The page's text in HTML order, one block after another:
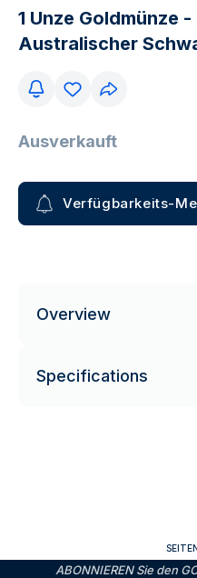
1 Unze Goldmünze
Australischer
Ausverkauft
Verfügbarkeits-
Overview
Specifications
ABONNIEREN Sie den